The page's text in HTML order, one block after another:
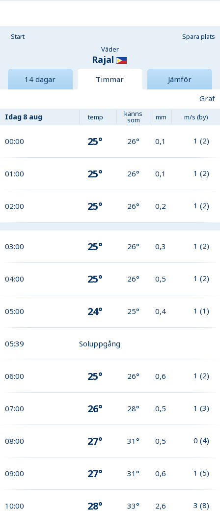
Start
Spara plats
Väder
Rajal
14 dagar Timmar
Jämför
Graf
Idag 8 aug temp känns
som mm m/s (by)
00:00 25° 26° 0,1 1 (2)
01:00 25° 26° 0,1 1 (2)
02:00 25° 26° 0,2 1 (2)
03:00 25° 26° 0,3 1 (2)
04:00 25° 26° 0,5 1 (2)
05:00 24° 25° 0,4 1 (1)
05:39 Soluppgång
06:00 25° 26° 0,6 1 (2)
07:00 26° 28° 0,5 1 (3)
08:00 27° 31° 0,5 0 (4)
09:00 27° 31° 0,6 1 (5)
10:00 28° 33° 2,6 3 (8)